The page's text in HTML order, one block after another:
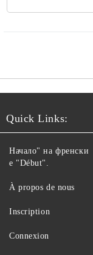
Quick Links:
Начало" на френски
е "Début".
À propos de nous
Inscription
Connexion